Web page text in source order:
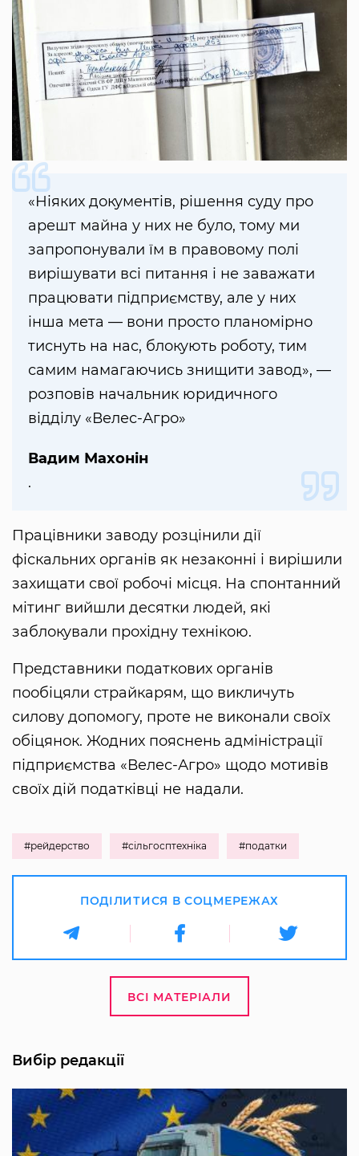
«Ніяких документів, рішення суду про
арешт майна у них не було, тому ми
запропонували їм в правовому полі
вирішувати всі питання і не заважати
працювати підприємству, але у них
інша мета — вони просто планомірно
тиснуть на нас, блокують роботу, тим
самим намагаючись знищити завод», —
розповів начальник юридичного
відділу «Велес-Агро»
Вадим Махонін
.
Працівники заводу розцінили дії
фіскальних органів як незаконні і вирішили
захищати свої робочі місця. На спонтанний
мітинг вийшли десятки людей, які
заблокували прохідну технікою.
Представники податкових органів
пообіцяли страйкарям, що викличуть
силову допомогу, проте не виконали своїх
обіцянок. Жодних пояснень адміністрації
підприємства «Велес-Агро» щодо мотивів
своїх дій податківці не надали.
#рейдерство #сільгосптехніка #податки
ПОДІЛИТИСЯ В СОЦМЕРЕЖАХ
ВСІ МАТЕРІАЛИ
Вибір редакції